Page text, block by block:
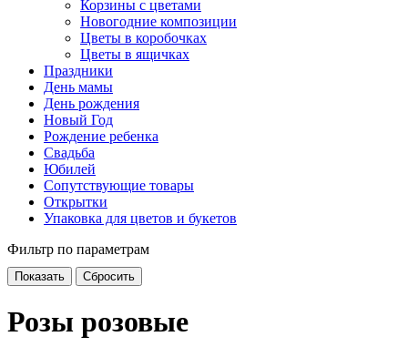
Корзины с цветами
Новогодние композиции
Цветы в коробочках
Цветы в ящичках
Праздники
День мамы
День рождения
Новый Год
Рождение ребенка
Свадьба
Юбилей
Сопутствующие товары
Открытки
Упаковка для цветов и букетов
Фильтр по параметрам
Розы розовые